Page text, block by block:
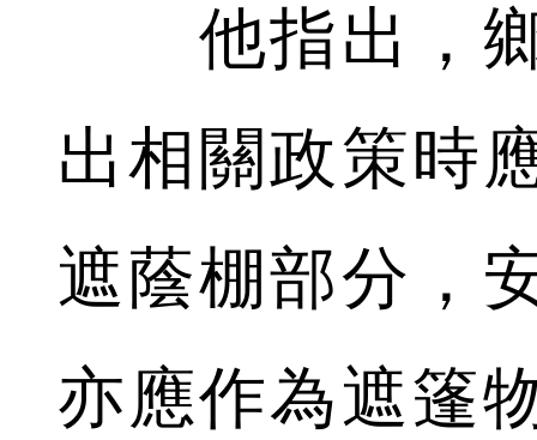
他指出，鄉
出相關政策時
遮蔭棚部分，
亦應作為遮篷